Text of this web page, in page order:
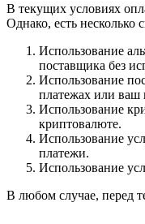
В текущих условиях
Однако, есть несколько
Использование
поставщика без
Использование
платежах или ваш
Использование
криптовалюте.
Использование
платежи.
Использование
В любом случае, перед